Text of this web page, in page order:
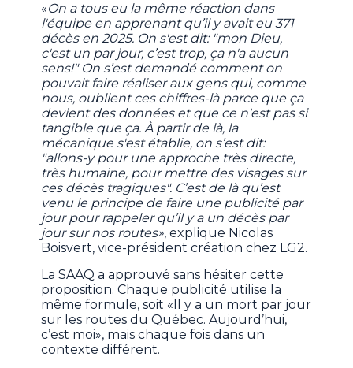
«On a tous eu la même réaction dans
l'équipe en apprenant qu’il y avait eu 371
décès en 2025. On s'est dit: "mon Dieu,
c'est un par jour, c’est trop, ça n'a aucun
sens!" On s’est demandé comment on
pouvait faire réaliser aux gens qui, comme
nous, oublient ces chiffres-là parce que ça
devient des données et que ce n'est pas si
tangible que ça. À partir de là, la
mécanique s'est établie, on s’est dit:
"allons-y pour une approche très directe,
très humaine, pour mettre des visages sur
ces décès tragiques". C’est de là qu’est
venu le principe de faire une publicité par
jour pour rappeler qu’il y a un décès par
jour sur nos routes», explique Nicolas
Boisvert, vice-président création chez LG2.
La SAAQ a approuvé sans hésiter cette
proposition. Chaque publicité utilise la
même formule, soit «Il y a un mort par jour
sur les routes du Québec. Aujourd’hui,
c’est moi», mais chaque fois dans un
contexte différent.